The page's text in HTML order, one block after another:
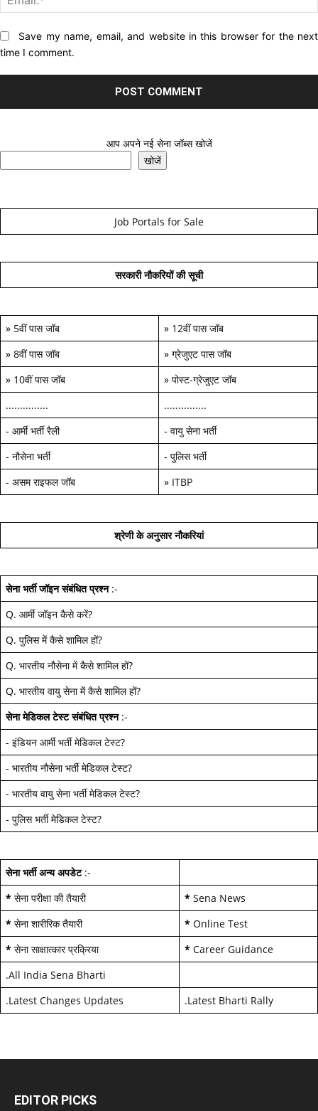
Website:Save my name, email, and website in this browser for the next
time I comment.
आप अपने नई सेना जॉब्स खोजें
खोजें
Job Portals for Sale
सरकारी नौकरियों की सूची
» 5वीं पास जॉब » 12वीं पास जॉब
» 8वीं पास जॉब » ग्रेजुएट पास जॉब
» 10वीं पास जॉब » पोस्ट-ग्रेजुएट जॉब
...............
...............
- आर्मी भर्ती रैली - वायु सेना भर्ती
- नौसेना भर्ती - पुलिस भर्ती
- असम राइफल जॉब » ITBP
श्रेणी के अनुसार नौकरियां
सेना भर्ती जॉइन संबंधित प्रश्न:-
Q. आर्मी जॉइन कैसे करें?
Q. पुलिस में कैसे शामिल हों?
Q. भारतीय नौसेना में कैसे शामिल हों?
Q. भारतीय वायु सेना में कैसे शामिल हों?
सेना मेडिकल टेस्ट संबंधित प्रश्न:-
- इंडियन आर्मी भर्ती मेडिकल टेस्ट?
- भारतीय नौसेना भर्ती मेडिकल टेस्ट?
- भारतीय वायु सेना भर्ती मेडिकल टेस्ट?
- पुलिस भर्ती मेडिकल टेस्ट?
सेना भर्ती अन्य अपडेट:-
* सेना परीक्षा की तैयारी * Sena News
* सेना शारीरिक तैयारी * Online Test
* सेना साक्षात्कार प्रक्रिया * Career Guidance
.All India Sena Bharti
.Latest Changes Updates .Latest Bharti Rally
EDITOR PICKS